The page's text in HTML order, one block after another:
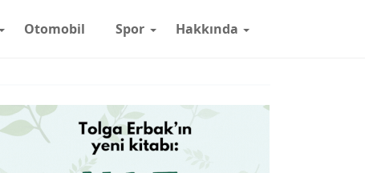
Otomobil Spor Hakkında